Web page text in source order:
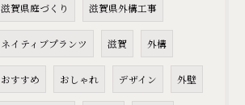
滋賀県庭づくり 滋賀県外構工事
ネイティブプランツ 滋賀 外構
おすすめ おしゃれ デザイン 外壁